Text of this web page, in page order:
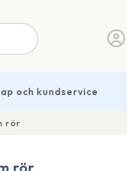
och kundservice
rör
rör